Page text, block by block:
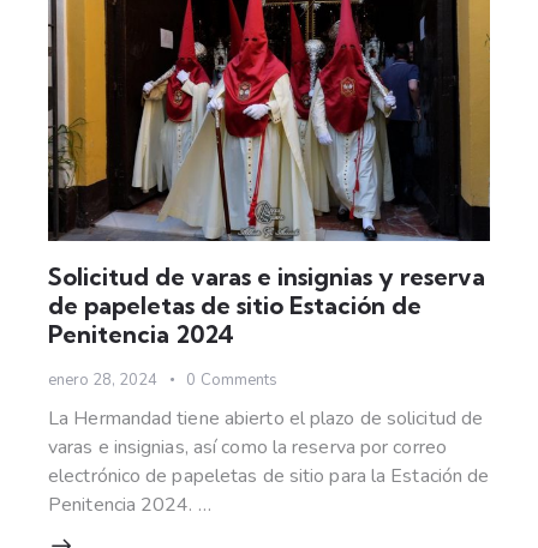
Solicitud de varas e insignias y reserva
de papeletas de sitio Estación de
Penitencia 2024
enero 28, 2024 0 Comments
La Hermandad tiene abierto el plazo de solicitud de
varas e insignias, así como la reserva por correo
electrónico de papeletas de sitio para la Estación de
Penitencia 2024. …